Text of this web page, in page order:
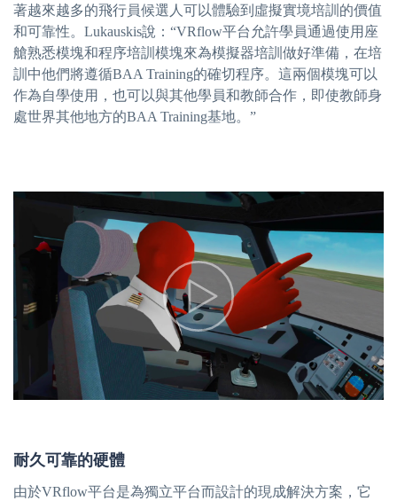
著越來越多的飛行員候選人可以體驗到虛擬實境培訓的價值
和可靠性。Lukauskis說：“VRflow平台允許學員通過使用座
艙熟悉模塊和程序培訓模塊來為模擬器培訓做好準備，在培
訓中他們將遵循BAA Training的確切程序。這兩個模塊可以
作為自學使用，也可以與其他學員和教師合作，即使教師身
處世界其他地方的BAA Training基地。”
耐久可靠的硬體
由於VRflow平台是為獨立平台而設計的現成解決方案，它